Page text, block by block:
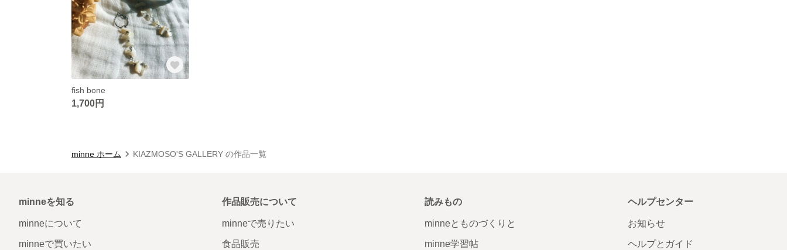
fish bone
1,700円
minne ホーム KIAZMOSO'S GALLERY の作品一覧
minneを知る
minneについて
minneで買いたい
作品販売について
minneで売りたい
食品販売
読みもの
minneとものづくりと
minne学習帖
ヘルプセンター
お知らせ
ヘルプとガイド